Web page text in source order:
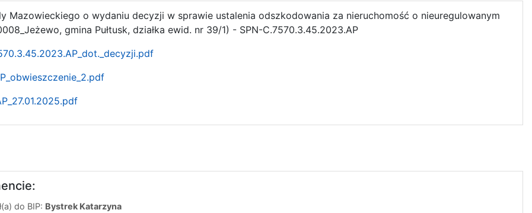
Mazowieckiego o wydaniu decyzji w sprawie ustalenia odszkodowania za nieruchomość o nieuregulowanym
gmina Pułtusk, działka ewid. nr 39/1) - SPN-C.7570.3.45.2023.AP
do BIP: Bystrek Katarzyna